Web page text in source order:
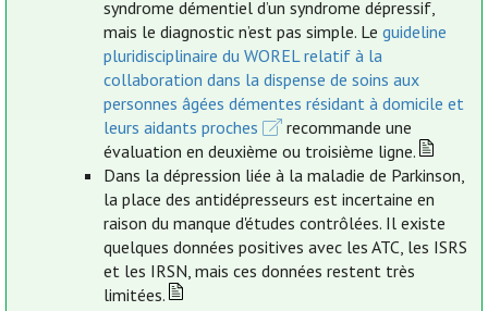
syndrome démentiel d’un syndrome dépressif,
mais le diagnostic n’est pas simple. Le guideline
pluridisciplinaire du WOREL relatif à la
collaboration dans la dispense de soins aux
personnes âgées démentes résidant à domicile et
leurs aidants proches
recommande une
évaluation en deuxième ou troisième ligne.
Dans la dépression liée à la maladie de Parkinson,
la place des antidépresseurs est incertaine en
raison du manque d'études contrôlées. Il existe
quelques données positives avec les ATC, les ISRS
et les IRSN, mais ces données restent très
limitées.